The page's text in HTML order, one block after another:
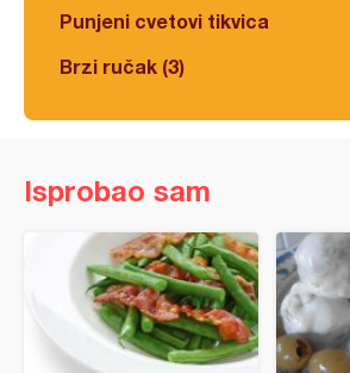
Punjeni cvetovi tikvica
Brzi ručak (3)
Isprobao sam